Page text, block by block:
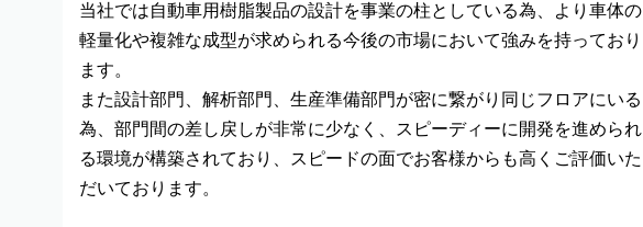
当社では自動車用樹脂製品の設計を事業の柱としている為、より車体の
軽量化や複雑な成型が求められる今後の市場において強みを持っており
ます。
また設計部門、解析部門、生産準備部門が密に繋がり同じフロアにいる
為、部門間の差し戻しが非常に少なく、スピーディーに開発を進められ
る環境が構築されており、スピードの面でお客様からも高くご評価いた
だいております。